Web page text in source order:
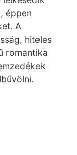
éppen
A
hiteles
romantika